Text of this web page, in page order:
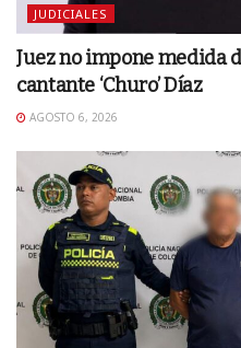
JUDICIALES
Juez no impone medida
cantante ‘Churo’ Díaz
AGOSTO 6, 2026